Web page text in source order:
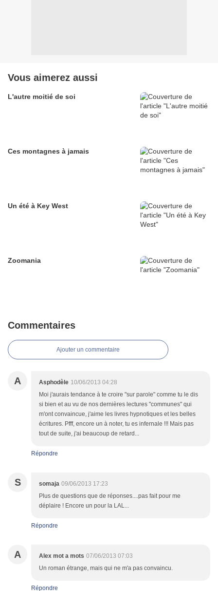
Vous aimerez aussi
L'autre moitié de soi
Ces montagnes à jamais
Un été à Key West
Zoomania
Commentaires
Ajouter un commentaire
A Asphodèle 10/06/2013 04:28
Moi j'aurais tendance à te croire "sur parole" comme tu le dis
si bien et au vu de nos dernières lectures "communes" qui
m'ont convaincue, j'aime les livres hypnotiques et les belles
écritures. Pfff, encore un à noter, tu es infernale !!! Mais pas
tout de suite, j'ai beaucoup de retard...
Répondre
S somaja 09/06/2013 17:23
Plus de questions que de réponses....pas fait pour me
déplaire ! Encore un pour la LAL...
Répondre
A Alex mot a mots 07/06/2013 07:03
Un roman étrange, mais qui ne m'a pas convaincu.
Répondre